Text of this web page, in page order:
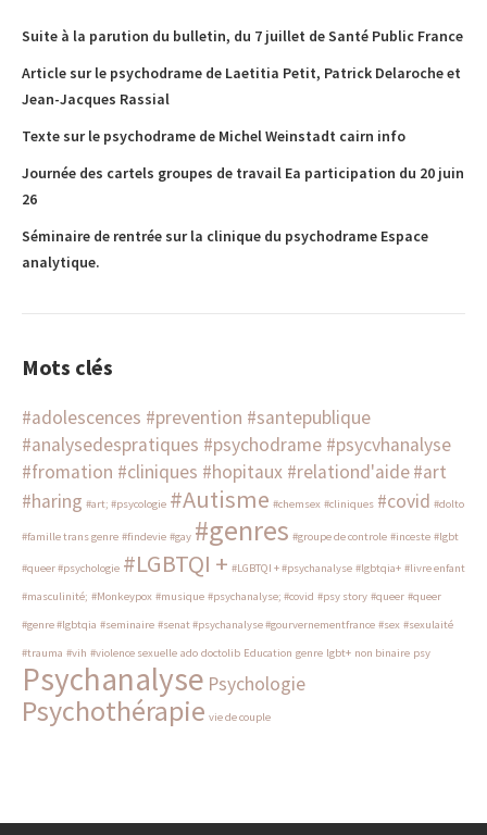
Suite à la parution du bulletin, du 7 juillet de Santé Public France
Article sur le psychodrame de Laetitia Petit, Patrick Delaroche et
Jean-Jacques Rassial
Texte sur le psychodrame de Michel Weinstadt cairn info
Journée des cartels groupes de travail Ea participation du 20 juin
26
Séminaire de rentrée sur la clinique du psychodrame Espace
analytique.
Mots clés
#adolescences #prevention #santepublique
#analysedespratiques #psychodrame #psycvhanalyse
#fromation #cliniques #hopitaux #relationd'aide#art
#haring #art; #psycologie #Autisme #chemsex #cliniques #covid #dolto
#famille trans genre #findevie #gay #genres #groupe de controle #inceste #lgbt
#queer #psychologie #LGBTQI + #LGBTQI + #psychanalyse #lgbtqia+ #livre enfant
#masculinité; #Monkeypox #musique #psychanalyse; #covid #psy story #queer #queer
#genre #lgbtqia #seminaire #senat #psychanalyse #gourvernementfrance #sex #sexulaité
#trauma #vih #violence sexuelle ado doctolib Education genre lgbt+ non binaire psy
Psychanalyse Psychologie
Psychothérapie vie de couple